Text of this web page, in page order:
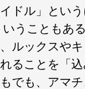
ドル」とい
いうこともあ
ルックスや
ることを「
でも、アマ